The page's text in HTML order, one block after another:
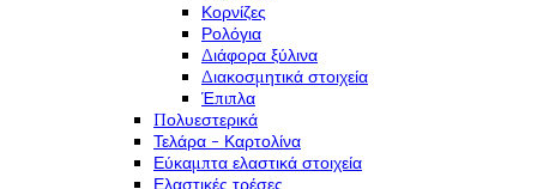
Κορνίζες
Ρολόγια
Διάφορα ξύλινα
Διακοσμητικά στοιχεία
Έπιπλα
Πολυεστερικά
Τελάρα - Καρτολίνα
Εύκαμπτα ελαστικά στοιχεία
Ελαστικές τρέσες